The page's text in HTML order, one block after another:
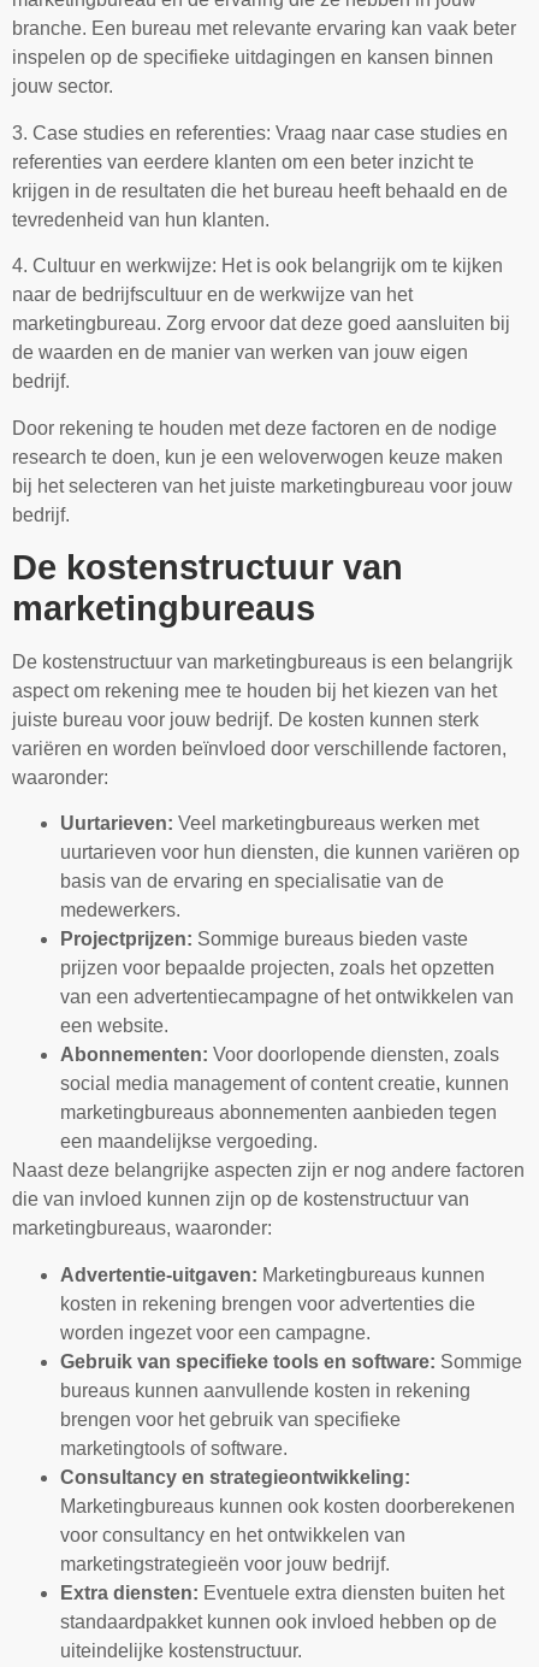
branche. Een bureau met relevante ervaring kan vaak beter
inspelen op de specifieke uitdagingen en kansen binnen
jouw sector.
3. Case studies en referenties: Vraag naar case studies en
referenties van eerdere klanten om een beter inzicht te
krijgen in de resultaten die het bureau heeft behaald en de
tevredenheid van hun klanten.
4. Cultuur en werkwijze: Het is ook belangrijk om te kijken
naar de bedrijfscultuur en de werkwijze van het
marketingbureau. Zorg ervoor dat deze goed aansluiten bij
de waarden en de manier van werken van jouw eigen
bedrijf.
Door rekening te houden met deze factoren en de nodige
research te doen, kun je een weloverwogen keuze maken
bij het selecteren van het juiste marketingbureau voor jouw
bedrijf.
De kostenstructuur van
marketingbureaus
De kostenstructuur van marketingbureaus is een belangrijk
aspect om rekening mee te houden bij het kiezen van het
juiste bureau voor jouw bedrijf. De kosten kunnen sterk
variëren en worden beïnvloed door verschillende factoren,
waaronder:
Uurtarieven: Veel marketingbureaus werken met
uurtarieven voor hun diensten, die kunnen variëren op
basis van de ervaring en specialisatie van de
medewerkers.
Projectprijzen: Sommige bureaus bieden vaste
prijzen voor bepaalde projecten, zoals het opzetten
van een advertentiecampagne of het ontwikkelen van
een website.
Abonnementen: Voor doorlopende diensten, zoals
social media management of content creatie, kunnen
marketingbureaus abonnementen aanbieden tegen
een maandelijkse vergoeding.
Naast deze belangrijke aspecten zijn er nog andere factoren
die van invloed kunnen zijn op de kostenstructuur van
marketingbureaus, waaronder:
Advertentie-uitgaven: Marketingbureaus kunnen
kosten in rekening brengen voor advertenties die
worden ingezet voor een campagne.
Gebruik van specifieke tools en software: Sommige
bureaus kunnen aanvullende kosten in rekening
brengen voor het gebruik van specifieke
marketingtools of software.
Consultancy en strategieontwikkeling:
Marketingbureaus kunnen ook kosten doorberekenen
voor consultancy en het ontwikkelen van
marketingstrategieën voor jouw bedrijf.
Extra diensten: Eventuele extra diensten buiten het
standaardpakket kunnen ook invloed hebben op de
uiteindelijke kostenstructuur.